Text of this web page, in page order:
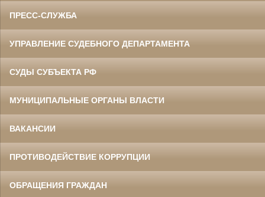
ПРЕСС-СЛУЖБА
УПРАВЛЕНИЕ СУДЕБНОГО ДЕПАРТАМЕНТА
СУДЫ СУБЪЕКТА РФ
МУНИЦИПАЛЬНЫЕ ОРГАНЫ ВЛАСТИ
ВАКАНСИИ
ПРОТИВОДЕЙСТВИЕ КОРРУПЦИИ
ОБРАЩЕНИЯ ГРАЖДАН